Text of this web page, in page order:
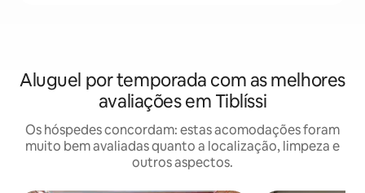
Aluguel por temporada com as melhores
avaliações em Tiblíssi
Os hóspedes concordam: estas acomodações foram
muito bem avaliadas quanto a localização, limpeza e
outros aspectos.